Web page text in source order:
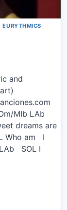
EURYTHMICS
and
MIb LAb
dreams are
Who am I
SOL I